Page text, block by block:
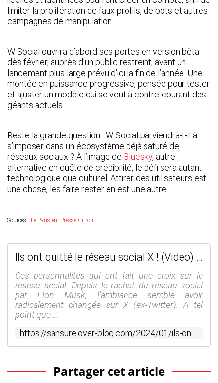
limiter la prolifération de faux profils, de bots et autres
campagnes de manipulation.
W Social ouvrira d’abord ses portes en version bêta
dès février, auprès d’un public restreint, avant un
lancement plus large prévu d’ici la fin de l’année. Une
montée en puissance progressive, pensée pour tester
et ajuster un modèle qui se veut à contre-courant des
géants actuels.
Reste la grande question : W Social parviendra-t-il à
s’imposer dans un écosystème déjà saturé de
réseaux sociaux ? À l’image de Bluesky, autre
alternative en quête de crédibilité, le défi sera autant
technologique que culturel. Attirer des utilisateurs est
une chose, les faire rester en est une autre.
Sources : Le Parisien, Presse Citron
Ils ont quitté le réseau social X ! (Vidéo) #ElonMusk - SANSURE.FR
Ces personnalités qui ont fait une croix sur le
réseau social. Depuis le rachat du réseau social
par Elon Musk, l'ambiance semble avoir
radicalement changée sur X (ex-Twitter). A tel
point que ...
Partager cet article